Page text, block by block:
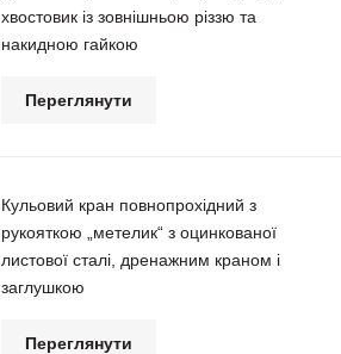
хвостовик із зовнішньою різзю та
накидною гайкою
Переглянути
Кульовий кран повнопрохідний з
рукояткою „метелик“ з оцинкованої
листової сталі, дренажним краном і
заглушкою
Переглянути